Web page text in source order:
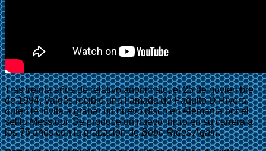
Tras treinta años de relativo anonimato, el 25 de noviembre
de 1994, Valdés recibió una llamada de Paquito D’Rivera,
quien le invita a grabar un nuevo disco en Alemania por el
selllo Messidor. Se produce un nuevo inicio en su carrera a
los 76 años con la grabación deBebo Rides Again.